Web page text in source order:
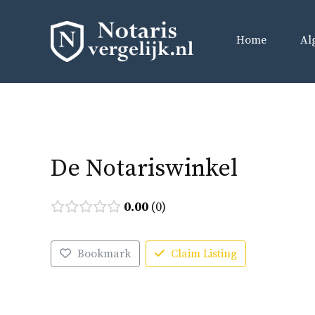
Home
De Notariswinkel
0.00 0
Bookmark Claim Listing